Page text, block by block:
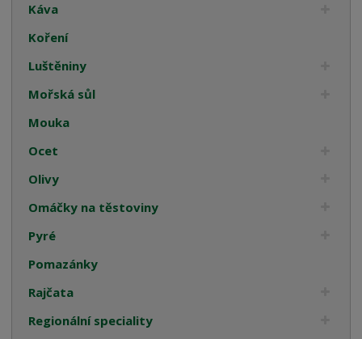
Káva
Koření
Luštěniny
Mořská sůl
Mouka
Ocet
Olivy
Omáčky na těstoviny
Pyré
Pomazánky
Rajčata
Regionální speciality